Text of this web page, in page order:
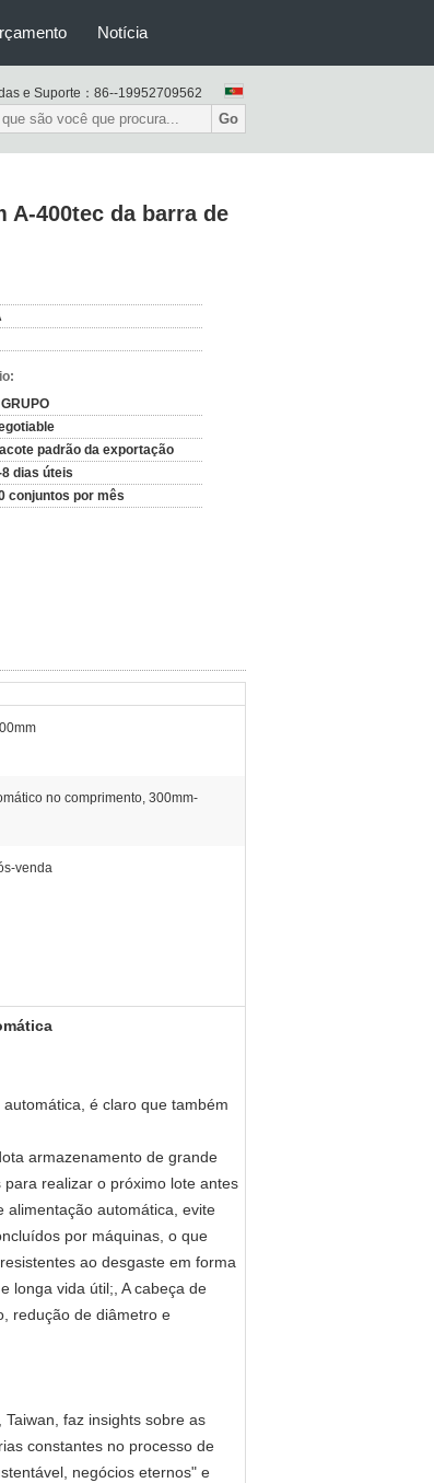
Notícia
e Suporte： 86--19952709562
Go
A-400tec da barra de
padrão da exportação
8 dias úteis
conjuntos por mês
no comprimento, 300mm-
venda
é claro que também
armazenamento de grande
realizar o próximo lote antes
alimentação automática, evite
por máquinas, o que
ao desgaste em forma
longa vida útil;, A cabeça de
redução de diâmetro e
faz insights sobre as
constantes no processo de
negócios eternos" e